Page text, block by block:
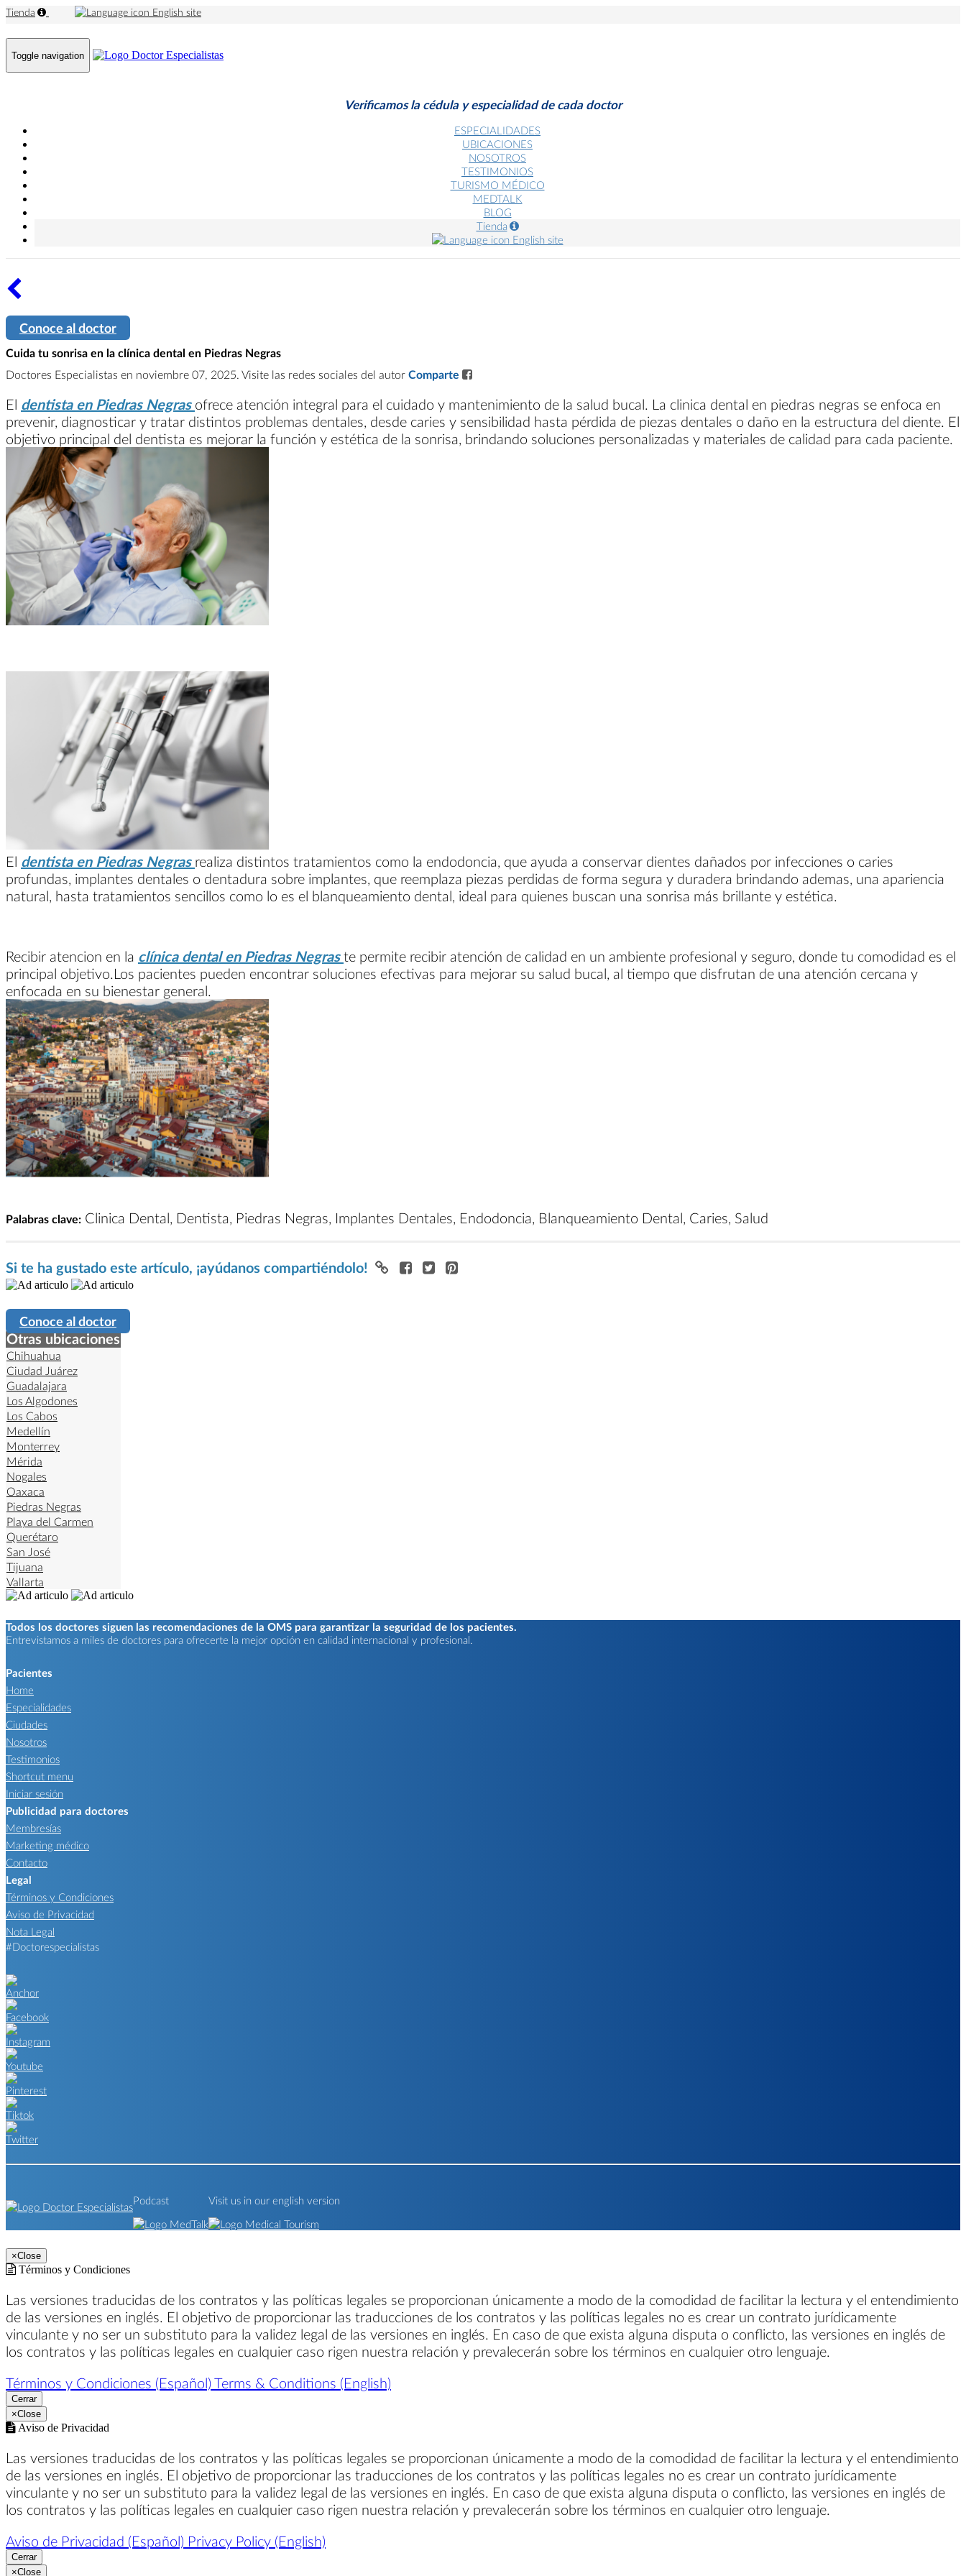
Tienda English site
Toggle navigation
Verificamos la cédula y especialidad de cada doctor
ESPECIALIDADES
UBICACIONES
NOSOTROS
TESTIMONIOS
TURISMO MÉDICO
MEDTALK
BLOG
Tienda
English site
Conoce al doctor
Cuida tu sonrisa en la clínica dental en Piedras Negras
Doctores Especialistas en noviembre 07, 2025. Visite las redes sociales del autor Comparte
El dentista en Piedras Negras ofrece atención integral para el cuidado y mantenimiento de la salud bucal. La clinica dental en piedras negras se enfoca en
prevenir, diagnosticar y tratar distintos problemas dentales, desde caries y sensibilidad hasta pérdida de piezas dentales o daño en la estructura del diente. El
objetivo principal del dentista es mejorar la función y estética de la sonrisa, brindando soluciones personalizadas y materiales de calidad para cada paciente.
El dentista en Piedras Negras realiza distintos tratamientos como la endodoncia, que ayuda a conservar dientes dañados por infecciones o caries
profundas, implantes dentales o dentadura sobre implantes, que reemplaza piezas perdidas de forma segura y duradera brindando ademas, una apariencia
natural, hasta tratamientos sencillos como lo es el blanqueamiento dental, ideal para quienes buscan una sonrisa más brillante y estética.
Recibir atencion en la clínica dental en Piedras Negraste permite recibir atención de calidad en un ambiente profesional y seguro, donde tu comodidad es el
principal objetivo.Los pacientes pueden encontrar soluciones efectivas para mejorar su salud bucal, al tiempo que disfrutan de una atención cercana y
enfocada en su bienestar general.
Palabras clave: Clinica Dental, Dentista, Piedras Negras, Implantes Dentales, Endodoncia, Blanqueamiento Dental, Caries, Salud
Si te ha gustado este artículo, ¡ayúdanos compartiéndolo!
Conoce al doctor
Otras ubicaciones
Chihuahua
Ciudad Juárez
Guadalajara
Los Algodones
Los Cabos
Medellín
Monterrey
Mérida
Nogales
Oaxaca
Piedras Negras
Playa del Carmen
Querétaro
San José
Tijuana
Vallarta
Todos los doctores siguen las recomendaciones de la OMS para garantizar la seguridad de los pacientes.
Entrevistamos a miles de doctores para ofrecerte la mejor opción en calidad internacional y profesional.
Pacientes
Home
Especialidades
Ciudades
Nosotros
Testimonios
Shortcut menu
Iniciar sesión
Publicidad para doctores
Membresías
Marketing médico
Contacto
Legal
Términos y Condiciones
Aviso de Privacidad
Nota Legal
#Doctorespecialistas
Podcast Visit us in our english version
×Close
Términos y Condiciones
Las versiones traducidas de los contratos y las políticas legales se proporcionan únicamente a modo de la comodidad de facilitar la lectura y el entendimiento
de las versiones en inglés. El objetivo de proporcionar las traducciones de los contratos y las políticas legales no es crear un contrato jurídicamente
vinculante y no ser un substituto para la validez legal de las versiones en inglés. En caso de que exista alguna disputa o conflicto, las versiones en inglés de
los contratos y las políticas legales en cualquier caso rigen nuestra relación y prevalecerán sobre los términos en cualquier otro lenguaje.
Términos y Condiciones (Español) Terms & Conditions (English)
Cerrar
×Close
Aviso de Privacidad
Las versiones traducidas de los contratos y las políticas legales se proporcionan únicamente a modo de la comodidad de facilitar la lectura y el entendimiento
de las versiones en inglés. El objetivo de proporcionar las traducciones de los contratos y las políticas legales no es crear un contrato jurídicamente
vinculante y no ser un substituto para la validez legal de las versiones en inglés. En caso de que exista alguna disputa o conflicto, las versiones en inglés de
los contratos y las políticas legales en cualquier caso rigen nuestra relación y prevalecerán sobre los términos en cualquier otro lenguaje.
Aviso de Privacidad (Español) Privacy Policy (English)
Cerrar
×Close